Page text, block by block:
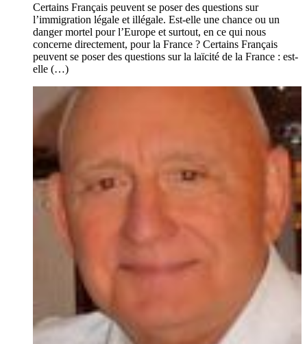
Certains Français peuvent se poser des questions sur
l’immigration légale et illégale. Est-elle une chance ou un
danger mortel pour l’Europe et surtout, en ce qui nous
concerne directement, pour la France ? Certains Français
peuvent se poser des questions sur la laïcité de la France : est-
elle (…)